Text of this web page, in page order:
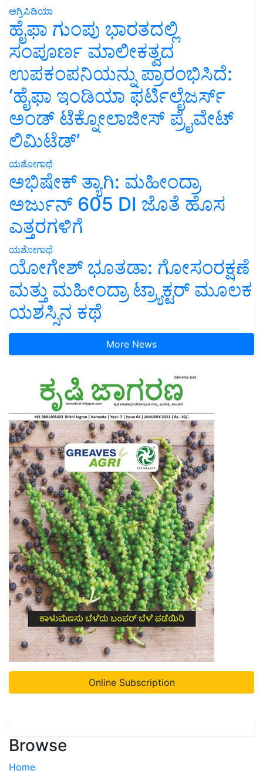
ಅಗ್ರಿಪಿಡಿಯಾ
ಹೈಫಾ ಗುಂಪು ಭಾರತದಲ್ಲಿ
ಸಂಪೂರ್ಣ ಮಾಲೀಕತ್ವದ
ಉಪಕಂಪನಿಯನ್ನು ಪ್ರಾರಂಭಿಸಿದೆ:
‘ಹೈಫಾ ಇಂಡಿಯಾ ಫರ್ಟಿಲೈಜರ್ಸ್
ಅಂಡ್ ಟೆಕ್ನೋಲಾಜೀಸ್ ಪ್ರೈವೇಟ್
ಲಿಮಿಟೆಡ್’
ಯಶೋಗಾಥೆ
ಅಭಿಷೇಕ್ ತ್ಯಾಗಿ: ಮಹೀಂದ್ರಾ
ಅರ್ಜುನ್ 605 DI ಜೊತೆ ಹೊಸ
ಎತ್ತರಗಳಿಗೆ
ಯಶೋಗಾಥೆ
ಯೋಗೇಶ್ ಭೂತಡಾ: ಗೋಸಂರಕ್ಷಣೆ
ಮತ್ತು ಮಹೀಂದ್ರಾ ಟ್ರ್ಯಾಕ್ಟರ್ ಮೂಲಕ
ಯಶಸ್ಸಿನ ಕಥೆ
More News
Online Subscription
Browse
Home